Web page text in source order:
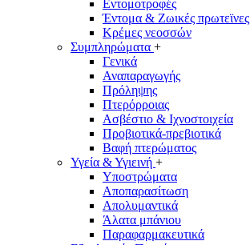
Εντομοτροφές
Έντομα & Ζωικές πρωτεϊνες
Κρέμες νεοσσών
Συμπληρώματα +
Γενικά
Αναπαραγωγής
Πρόληψης
Πτερόρροιας
Ασβέστιο & Ιχνοστοιχεία
Προβιοτικά-πρεβιοτικά
Βαφή πτερώματος
Υγεία & Υγιεινή +
Υποστρώματα
Αποπαρασίτωση
Απολυμαντικά
Άλατα μπάνιου
Παραφαρμακευτικά